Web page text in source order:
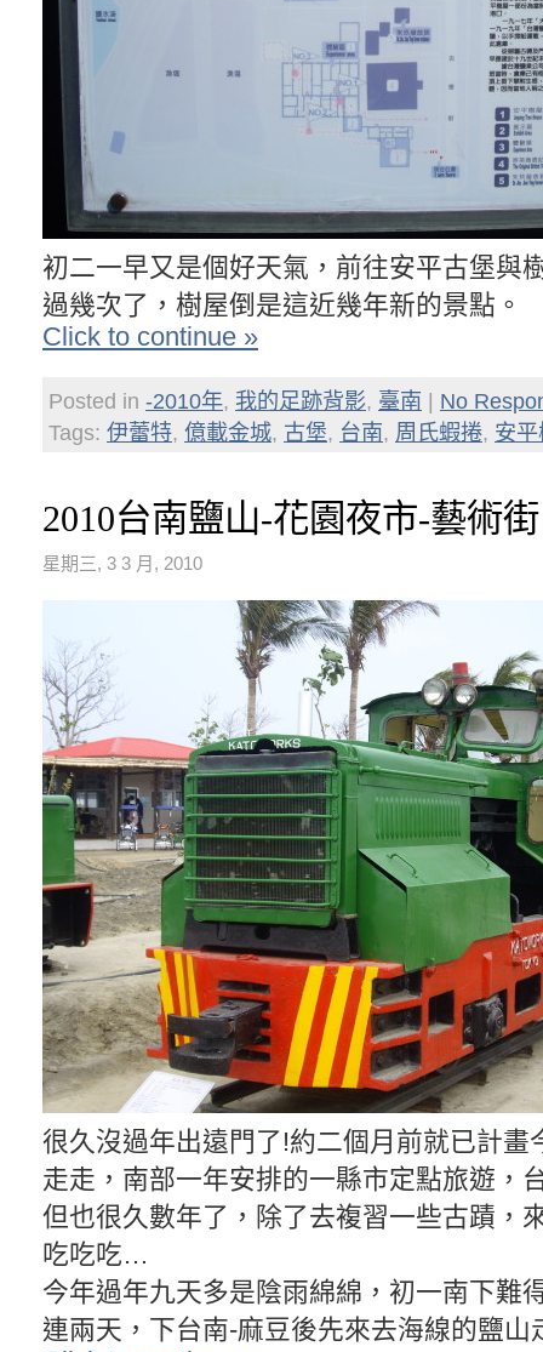
初二一早又是個好天氣，前往安平古堡與
過幾次了，樹屋倒是這近幾年新的景點。
Click to continue »
Posted in -2010年, 我的足跡背影, 臺南
No
Tags: 伊蕾特, 億載金城, 古堡, 台南, 周氏蝦捲, 安
2010台南鹽山-花園夜市-藝術街
星期三, 3 3 月, 2010
很久沒過年出遠門了!約二個月前就已計畫
走走，南部一年安排的一縣市定點旅遊，
但也很久數年了，除了去複習一些古蹟，
吃吃吃…
今年過年九天多是陰雨綿綿，初一南下難
連兩天，下台南-麻豆後先來去海線的鹽山